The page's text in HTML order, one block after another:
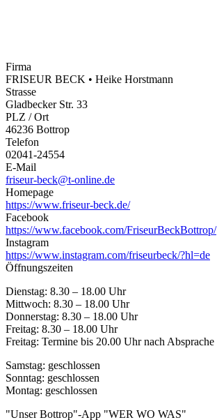
Firma
FRISEUR BECK • Heike Horstmann
Strasse
Gladbecker Str. 33
PLZ / Ort
46236 Bottrop
Telefon
02041-24554
E-Mail
friseur-beck@t-online.de
Homepage
https://www.friseur-beck.de/
Facebook
https://www.facebook.com/FriseurBeckBottrop/
Instagram
https://www.instagram.com/friseurbeck/?hl=de
Öffnungszeiten
Dienstag: 8.30 – 18.00 Uhr
Mittwoch: 8.30 – 18.00 Uhr
Donnerstag: 8.30 – 18.00 Uhr
Freitag: 8.30 – 18.00 Uhr
Freitag: Termine bis 20.00 Uhr nach Absprache
Samstag: geschlossen
Sonntag: geschlossen
Montag: geschlossen
"Unser Bottrop"-App "WER WO WAS"